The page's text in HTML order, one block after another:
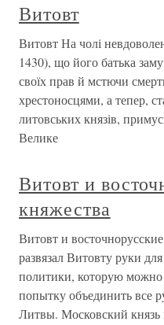
Витовт
Витовт На чолі
1430), що його батька
своїх прав й мстючи
хрестоносцями, а тепер,
литовських князів,
Велике
Витовт и
княжества
Витовт и
развязал Витовту руки
политики, которую можно
попытку объединить все
Литвы. Московский князь